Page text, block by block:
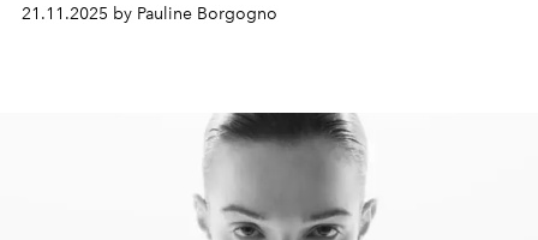
21.11.2025 by Pauline Borgogno